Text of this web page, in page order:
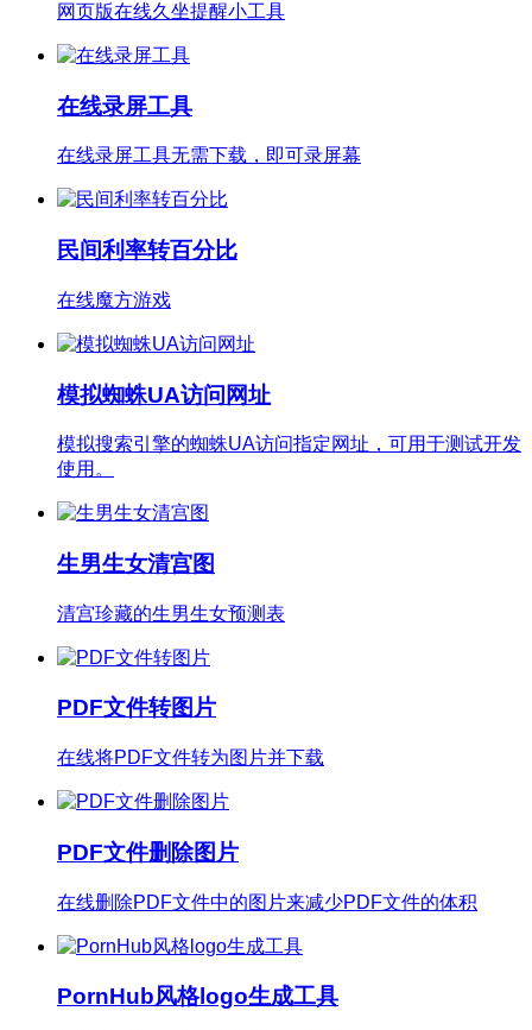
网页版在线久坐提醒小工具
在线录屏工具
在线录屏工具无需下载，即可录屏幕
民间利率转百分比
在线魔方游戏
模拟蜘蛛UA访问网址
模拟搜索引擎的蜘蛛UA访问指定网址，可用于测试开发
使用。
生男生女清宫图
清宫珍藏的生男生女预测表
PDF文件转图片
在线将PDF文件转为图片并下载
PDF文件删除图片
在线删除PDF文件中的图片来减少PDF文件的体积
PornHub风格logo生成工具